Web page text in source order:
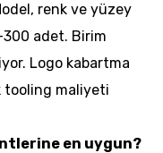
renk ve yüzey
adet. Birim
Logo kabartma
tooling maliyeti
en uygun?